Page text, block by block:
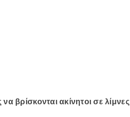
βρίσκονται ακίνητοι σε λίμνες